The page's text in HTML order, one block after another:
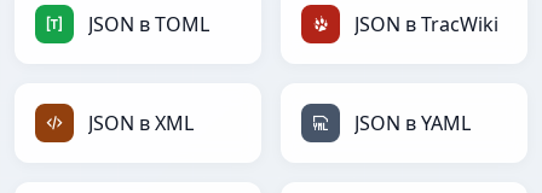
JSON в TOML JSON в TracWiki
JSON в XML JSON в YAML